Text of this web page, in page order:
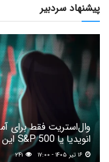
پیشنهاد سردبیر
وال‌استریت فقط برای
انویدیا یا S&P 500 این راهنما را بخوانید
۲۴۱